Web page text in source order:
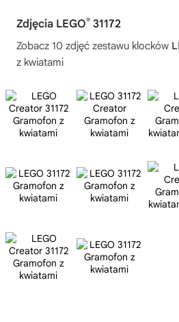
Zdjęcia LEGO® 31172
Zobacz 10 zdjęć zestawu klocków
z kwiatami